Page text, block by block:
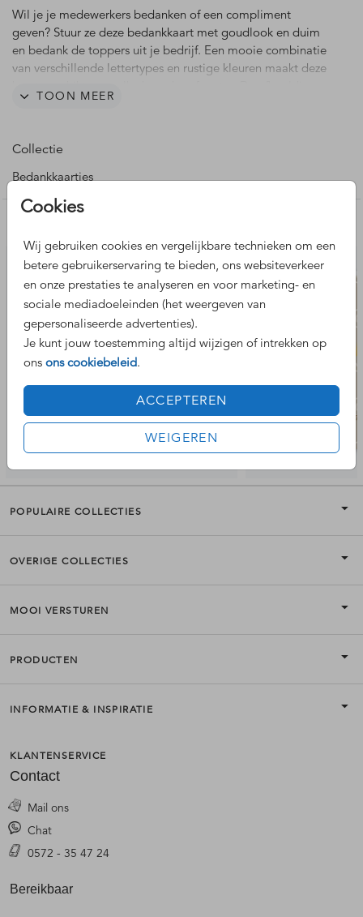
Cookies
Wij gebruiken cookies en vergelijkbare technieken om een
betere gebruikerservaring te bieden, ons websiteverkeer
en onze prestaties te analyseren en voor marketing- en
sociale mediadoeleinden (het weergeven van
gepersonaliseerde advertenties).
Je kunt jouw toestemming altijd wijzigen of intrekken op
ons ons cookiebeleid.
ACCEPTEREN
WEIGEREN
Wil je je medewerkers bedanken of een compliment
geven? Stuur ze deze bedankkaart met goudlook en duim
en bedank de toppers uit je bedrijf. Een mooie combinatie
van verschillende lettertypes en rustige kleuren maakt deze
van het logo aan de binnenzijde dient als voorbeeld en
aan. Hulp nodig? We helpen er graag bij.
TOON MEER
Collectie
Bedankkaartjes
POPULAIRE COLLECTIES
OVERIGE COLLECTIES
MOOI VERSTUREN
PRODUCTEN
INFORMATIE & INSPIRATIE
KLANTENSERVICE
Contact
Mail ons
Chat
0572 - 35 47 24
Bereikbaar